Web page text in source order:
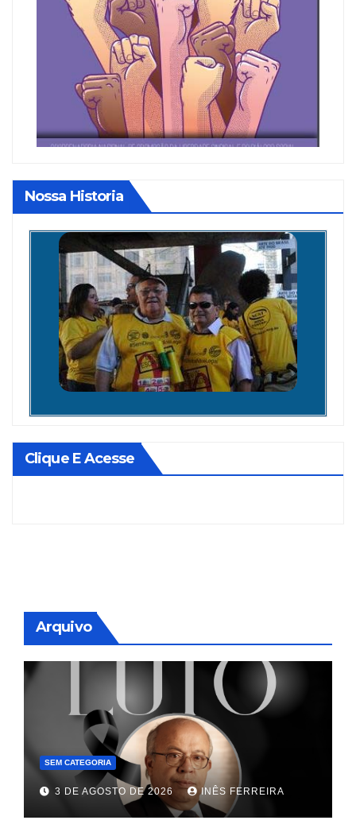
Nossa Historia
Clique E Acesse
Arquivo
SEM CATEGORIA
3 DE AGOSTO DE 2026 INÊS FERREIRA